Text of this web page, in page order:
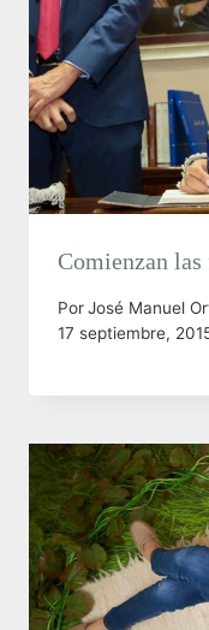
Comienzan
PorJosé Manuel
17 septiembre,